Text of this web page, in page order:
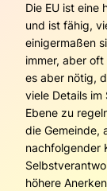
Die EU ist eine
und ist fähig,
einigermaßen
immer, aber
es aber nötig,
viele Details
Ebene zu
die Gemeinde,
nachfolgender
höhere